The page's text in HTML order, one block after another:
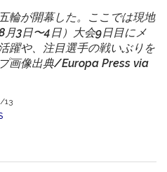
輪が開幕した。ここでは現地
3日〜4日）大会9日目にメ
躍や、注目選手の戦いぶりを
画像出典/Europa Press via
13